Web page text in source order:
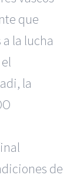
que
la lucha
la
de